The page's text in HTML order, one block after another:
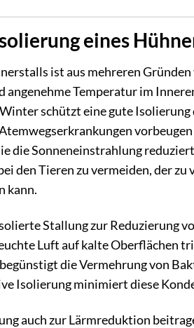
eines
ist aus mehreren
angenehme Temperatur im
schützt eine gute
die Sonneneinstrahlung
den Tieren zu vermeiden, der
kann.
Stallung zur Reduzierung
Luft auf kalte Oberflächen
die Vermehrung von
Isolierung minimiert diese
auch zur Lärmreduktion